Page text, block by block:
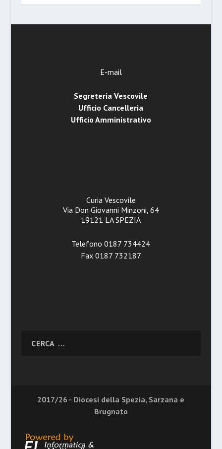
E-mail
Segreteria Vescovile
Ufficio Cancelleria
Ufficio Amministrativo
Curia Vescovile
Via Don Giovanni Minzoni, 64
19121 LA SPEZIA
Telefono 0187 734424
Fax 0187 732187
2017/26 - Diocesi della Spezia, Sarzana e
Brugnato